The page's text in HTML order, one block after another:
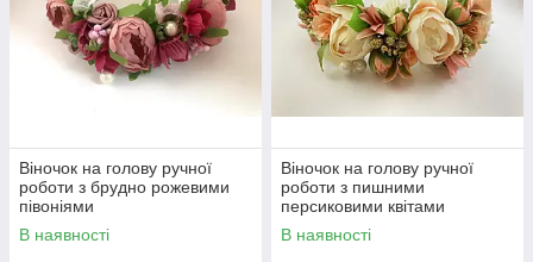
Віночок на голову ручної
роботи з брудно рожевими
півоніями
В наявності
Віночок на голову ручної
роботи з пишними
персиковими квітами
В наявності